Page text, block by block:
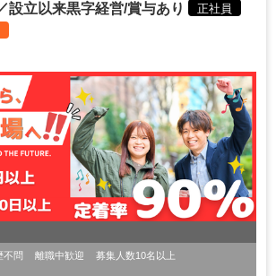
設立以来黒字経営/賞与あり
正社員
不問 離職中歓迎
募集人数10名以上